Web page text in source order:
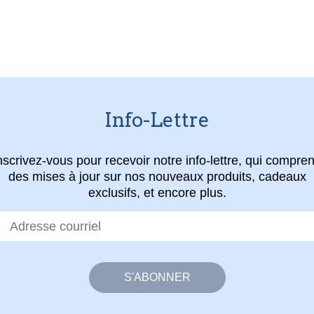
Info-Lettre
vous pour recevoir notre info-lettre, qui
des mises à jour sur nos nouveaux produits, cadeaux
exclusifs, et encore plus.